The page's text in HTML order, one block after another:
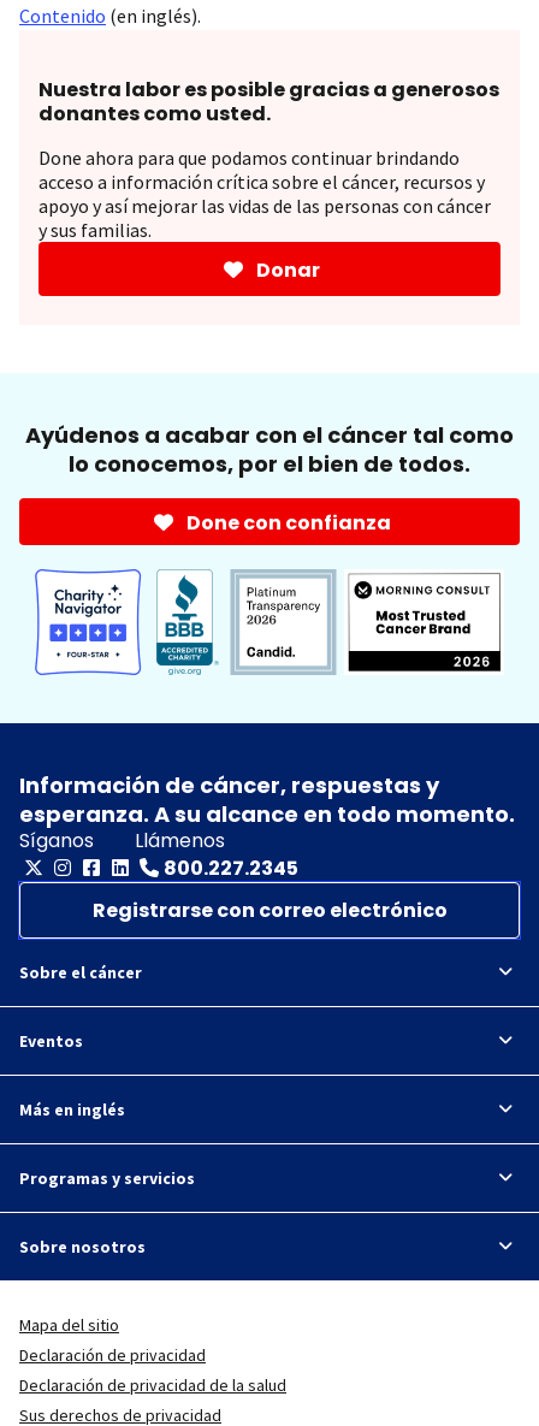
Contenido (en inglés).
Nuestra labor es posible gracias a generosos
donantes como usted.
Done ahora para que podamos continuar brindando
acceso a información crítica sobre el cáncer, recursos y
apoyo y así mejorar las vidas de las personas con cáncer
y sus familias.
Donar
Ayúdenos a acabar con el cáncer tal como
lo conocemos, por el bien de todos.
Done con confianza
Información de cáncer, respuestas y
esperanza. A su alcance en todo momento.
Síganos
Llámenos
800.227.2345
Registrarse con correo electrónico
Sobre el cáncer
Eventos
Más en inglés
Programas y servicios
Sobre nosotros
Mapa del sitio
Declaración de privacidad
Declaración de privacidad de la salud
Sus derechos de privacidad